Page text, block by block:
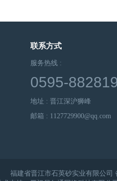
联系方式
服务热线 :
0595-
地址 : 晋江深沪狮峰
邮箱 : 1127729900@qq.com
福建省晋江市石英砂实业有限公司